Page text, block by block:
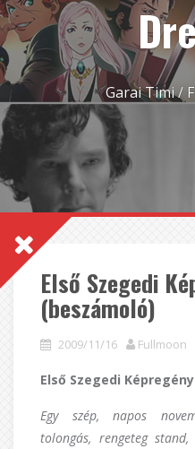
Garai Timi /
Első Szegedi
(beszámoló)
2009/11/16 Fullmoon
Első Szegedi
Egy szép, napos
tolongás, rengeteg